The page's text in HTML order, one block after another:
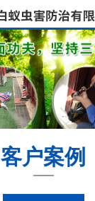
客户案例